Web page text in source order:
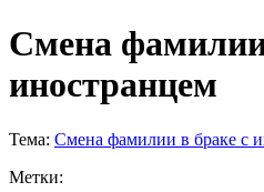
Смена фамилии
иностранцем
Тема: Смена фамилии в браке с
Метки: